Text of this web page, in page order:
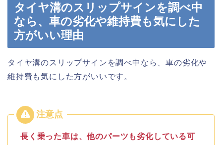
タイヤ溝のスリップサインを調べ中
なら、車の劣化や維持費も気にした
方がいい理由
タイヤ溝のスリップサインを調べ中なら、車の劣化や
維持費も気にした方がいいです。
長く乗った車は、他のパーツも劣化している可